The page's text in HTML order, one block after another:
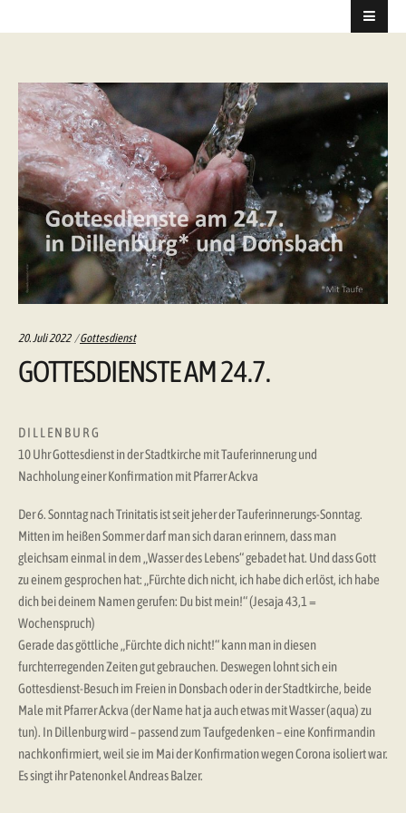
20. Juli 2022 Categories:
Gottesdienst
GOTTESDIENSTE AM 24.7.
D I L L E N B U R G
10 Uhr Gottesdienst in der Stadtkirche mit Tauferinnerung und
Nachholung einer Konfirmation mit Pfarrer Ackva
Der 6. Sonntag nach Trinitatis ist seit jeher der Tauferinnerungs-Sonntag.
Mitten im heißen Sommer darf man sich daran erinnern, dass man
gleichsam einmal in dem „Wasser des Lebens“ gebadet hat. Und dass Gott
zu einem gesprochen hat: „Fürchte dich nicht, ich habe dich erlöst, ich habe
dich bei deinem Namen gerufen: Du bist mein!“ (Jesaja 43,1 =
Wochenspruch)
Gerade das göttliche „Fürchte dich nicht!“ kann man in diesen
furchterregenden Zeiten gut gebrauchen. Deswegen lohnt sich ein
Gottesdienst-Besuch im Freien in Donsbach oder in der Stadtkirche, beide
Male mit Pfarrer Ackva (der Name hat ja auch etwas mit Wasser (aqua) zu
tun). In Dillenburg wird – passend zum Taufgedenken – eine Konfirmandin
nachkonfirmiert, weil sie im Mai der Konfirmation wegen Corona isoliert war.
Es singt ihr Patenonkel Andreas Balzer.